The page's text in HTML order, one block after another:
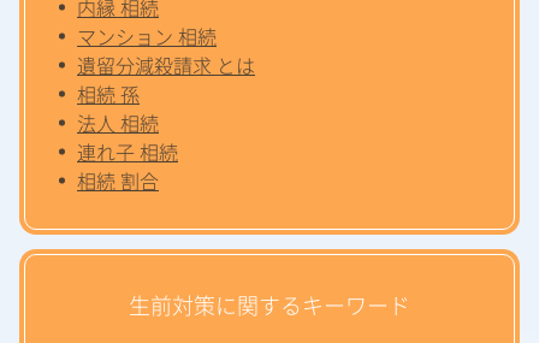
内縁 相続
マンション 相続
遺留分減殺請求 とは
相続 孫
法人 相続
連れ子 相続
相続 割合
生前対策に関するキーワード